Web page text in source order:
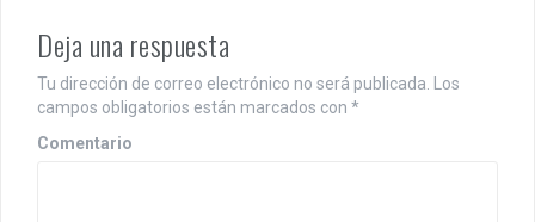
a
c
i
ó
Deja una respuesta
Tu dirección de correo electrónico no será publicada.
Los
campos obligatorios están marcados con *
Comentario